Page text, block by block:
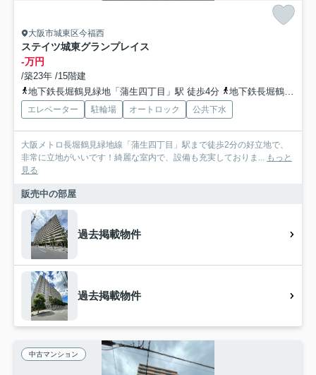
大阪市城東区今福西
ステイツ城東グランプレイス
-万円
/築23年 /15階建
地下鉄長堀鶴見緑地「蒲生四丁目」駅 徒歩4分
地下鉄長堀鶴見緑地「今福鶴見」駅 徒歩15分
エレベーター 駐輪場 オートロック 公共下水
大阪メトロ長堀鶴見緑地線「蒲生四丁目」駅まで徒歩2分の好立地で、
非常に立地がいいです！綺麗な室内で、設備も充実しておりま... もっと
見る
販売中の部屋
過去掲載物件
過去掲載物件
中古マンション